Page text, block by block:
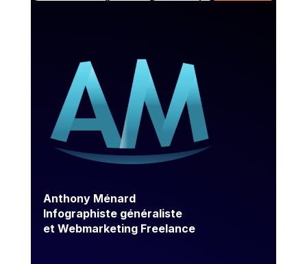
Anthony Ménard
Infographiste généraliste
et Webmarketing Freelance